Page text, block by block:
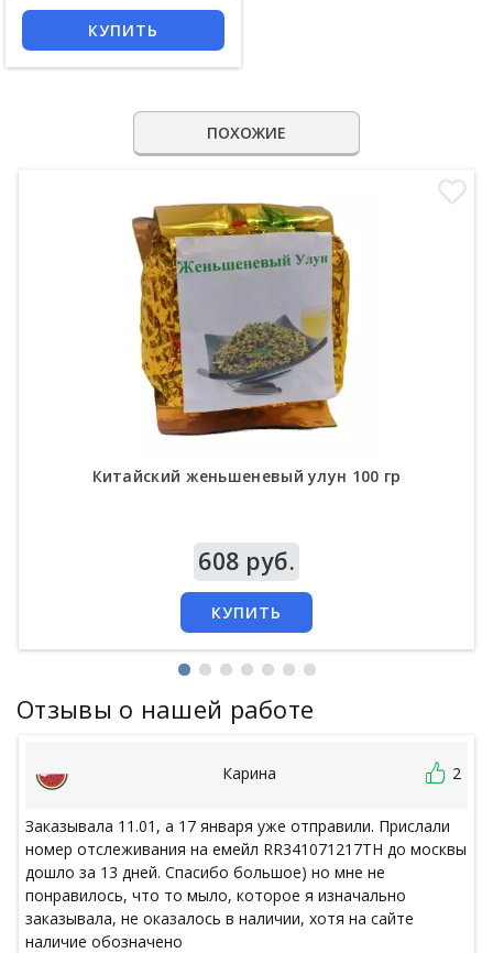
КУПИТЬ
ПОХОЖИЕ
Китайский женьшеневый улун 100 гр
608 руб.
КУПИТЬ
Отзывы о нашей работе
Карина 2
Заказывала 11.01, а 17 января уже отправили. Прислали
номер отслеживания на емейл RR341071217TH до москвы
дошло за 13 дней. Спасибо большое) но мне не
понравилось, что то мыло, которое я изначально
заказывала, не оказалось в наличии, хотя на сайте
наличие обозначено